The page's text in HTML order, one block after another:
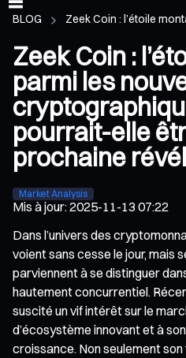
BLOG Zeek Coin : l’étoile
Zeek Coin :
parmi les
pourrait-elle
prochaine
Market Analysis
Mis à jour:2025-11-13 07:22
Dans l’univers des
voient sans cesse le jour, mais
parviennent à se distinguer
hautement concurrentiel.
suscité un vif intérêt sur le
d’écosystème innovant et à
croissance. Non seulement son